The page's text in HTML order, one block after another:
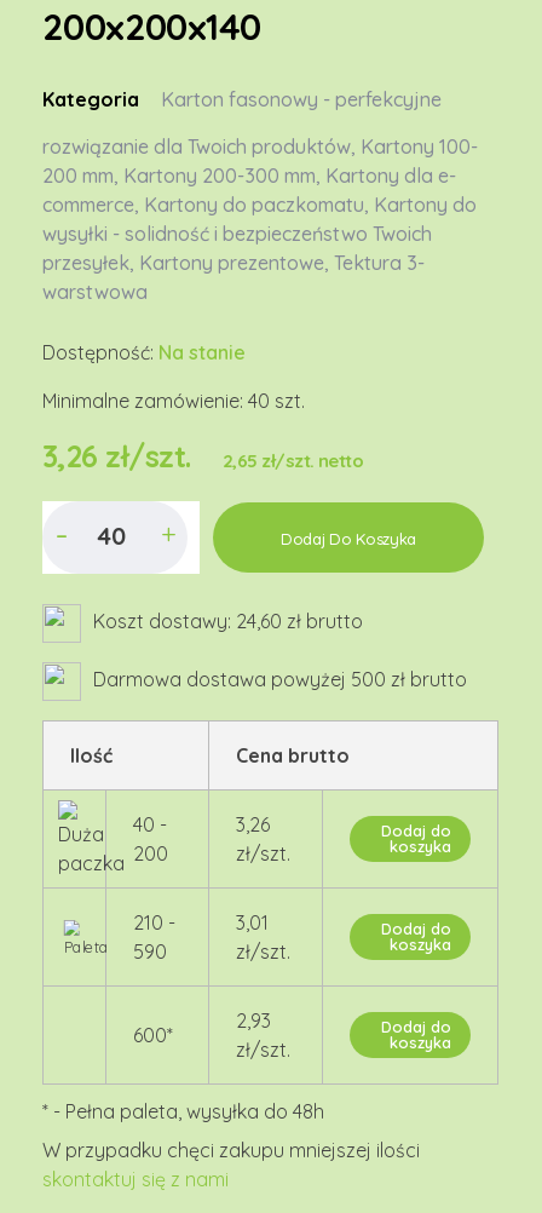
200x200x140
3,26 zł/szt. 2,65 zł/szt. netto
Dostępność: Na stanie
Minimalne zamówienie: 40 szt.
Koszt dostawy: 24,60 zł brutto
Darmowa dostawa powyżej 500 zł brutto
Ilość Cena brutto
40 -
200
3,26
zł/szt.
Dodaj do
koszyka
210 -
590
3,01
zł/szt.
Dodaj do
koszyka
600*
2,93
zł/szt.
Dodaj do
koszyka
W przypadku chęci zakupu mniejszej ilości
skontaktuj się z nami
Dodaj Do Koszyka
Kategoria
Karton fasonowy - perfekcyjne
rozwiązanie dla Twoich produktów Kartony 100-
200 mm Kartony 200-300 mm Kartony dla e-
commerce Kartony do paczkomatu Kartony do
wysyłki - solidność i bezpieczeństwo Twoich
przesyłek Kartony prezentowe Tektura 3-
warstwowa